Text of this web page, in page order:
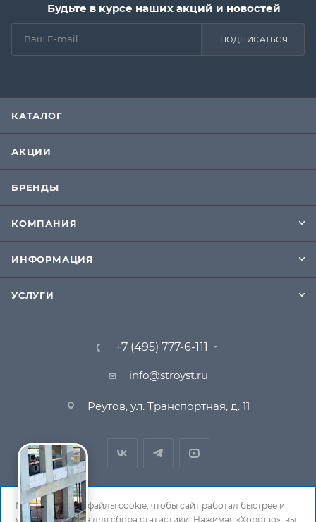
Будьте в курсе наших акций и новостей
ПОДПИСАТЬСЯ
КАТАЛОГ
АКЦИИ
БРЕНДЫ
КОМПАНИЯ
ИНФОРМАЦИЯ
УСЛУГИ
+7 (495) 777-6-111
info@stroyst.ru
Реутов, ул. Транспортная, д. 11
Мы используем файлы cookie, чтобы сайт работал быстрее и
удобнее, а также для сбора статистики. Нажимая «Хорошо», вы